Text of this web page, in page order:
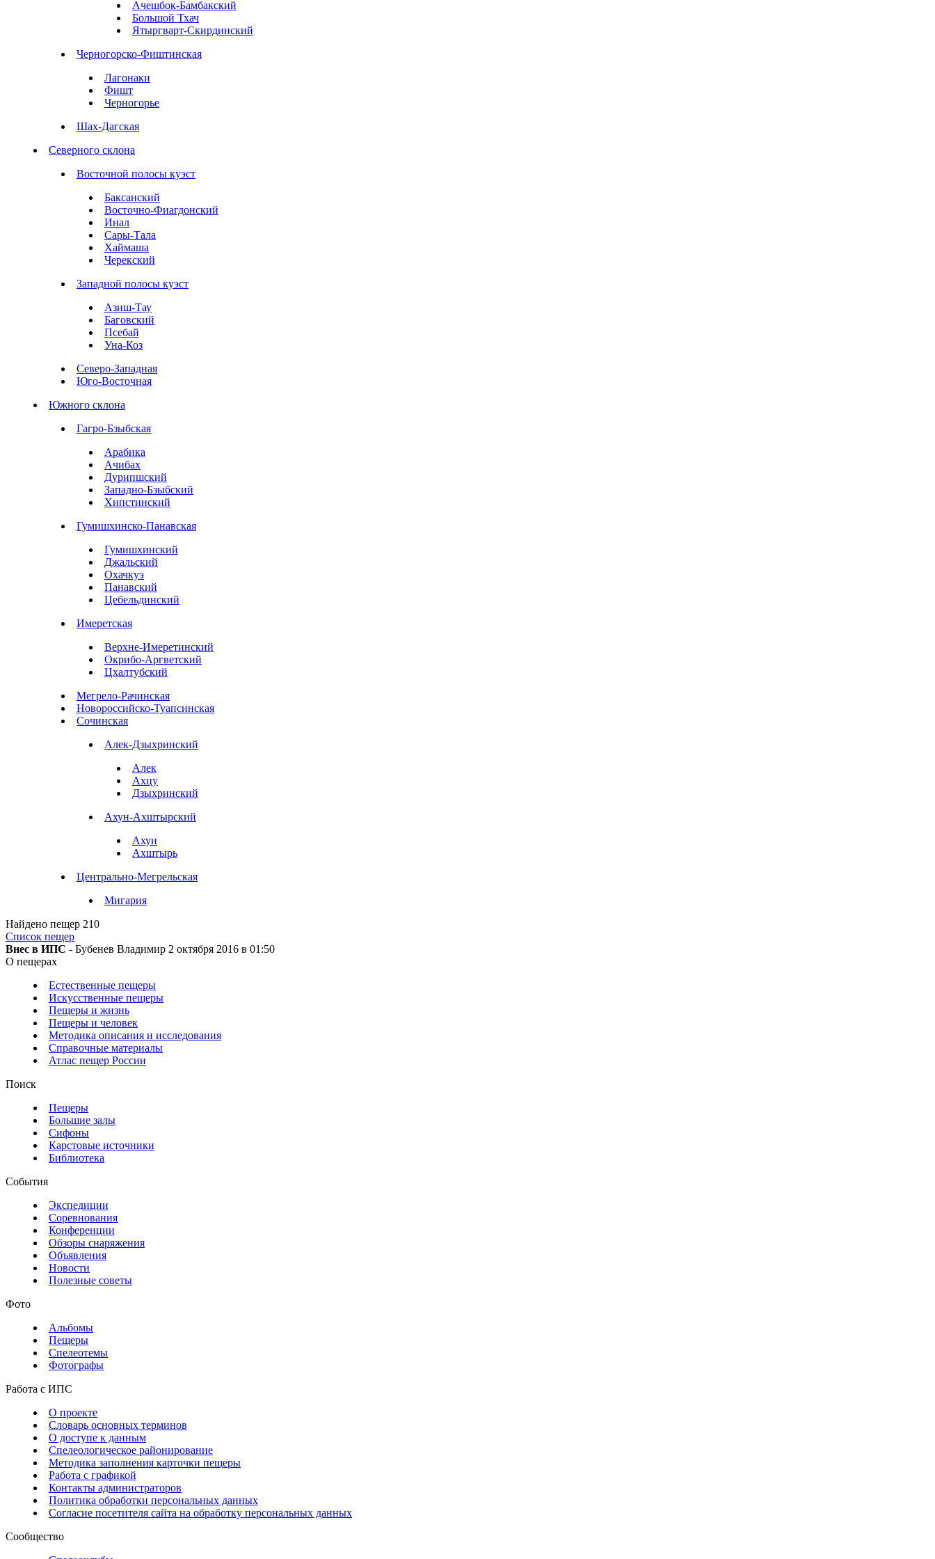
Ачешбок-Бамбакский
Большой Тхач
Ятыргварт-Скирдинский
Черногорско-Фиштинская
Лагонаки
Фишт
Черногорье
Шах-Дагская
Северного склона
Восточной полосы куэст
Баксанский
Восточно-Фиагдонский
Инал
Сары-Тала
Хаймаша
Черекский
Западной полосы куэст
Азиш-Тау
Баговский
Псебай
Уна-Коз
Северо-Западная
Юго-Восточная
Южного склона
Гагро-Бзыбская
Арабика
Ачибах
Дурипшский
Западно-Бзыбский
Хипстинский
Гумишхинско-Панавская
Гумишхинский
Джальский
Охачкуэ
Панавский
Цебельдинский
Имеретская
Верхне-Имеретинский
Окрибо-Аргветский
Цхалтубский
Мегрело-Рачинская
Новороссийско-Туапсинская
Сочинская
Алек-Дзыхринский
Алек
Ахцу
Дзыхринский
Ахун-Ахштырский
Ахун
Ахштырь
Центрально-Мегрельская
Мигария
Найдено пещер 210
Список пещер
Внес в ИПС - Бубенев Владимир 2 октября 2016 в 01:50
О пещерах
Естественные пещеры
Искусственные пещеры
Пещеры и жизнь
Пещеры и человек
Методика описания и исследования
Справочные материалы
Атлас пещер России
Поиск
Пещеры
Большие залы
Сифоны
Карстовые источники
Библиотека
События
Экспедиции
Соревнования
Конференции
Обзоры снаряжения
Объявления
Новости
Полезные советы
Фото
Альбомы
Пещеры
Спелеотемы
Фотографы
Работа с ИПС
О проекте
Словарь основных терминов
О доступе к данным
Спелеологическое районирование
Методика заполнения карточки пещеры
Работа с графикой
Контакты администраторов
Политика обработки персональных данных
Согласие посетителя сайта на обработку персональных данных
Сообщество